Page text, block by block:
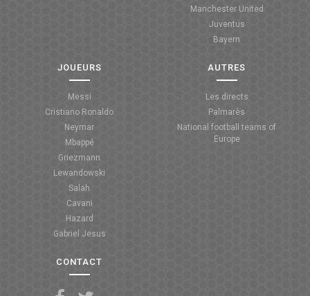
Manchester United
Juventus
Bayern
JOUEURS
Messi
Cristiano Ronaldo
Neymar
Mbappé
Griezmann
Lewandowski
Salah
Cavani
Hazard
Gabriel Jesus
AUTRES
Les directs
Palmarès
National football teams of
Europe
CONTACT